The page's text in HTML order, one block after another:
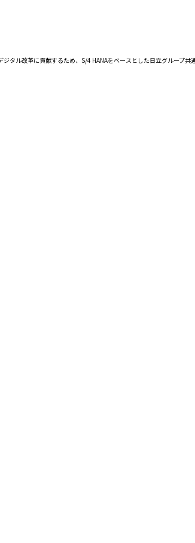
タル改革に貢献するため、S/4 HANAをベースとした日立グループ